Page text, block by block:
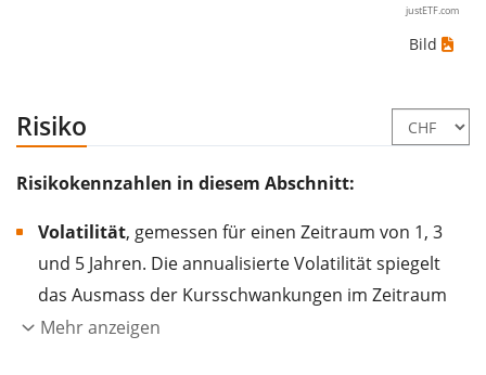
justETF.com
Bild
Risiko
Risikokennzahlen in diesem Abschnitt:
Volatilität, gemessen für einen Zeitraum von 1, 3
und 5 Jahren. Die annualisierte Volatilität spiegelt
das Ausmass der Kursschwankungen im Zeitraum
eines Jahres wider.
Mehr anzeigen